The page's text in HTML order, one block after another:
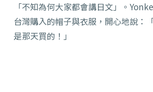
「不知為何大家都會講日文」。
台灣購入的帽子與衣服，開心地說：
是那天買的！」